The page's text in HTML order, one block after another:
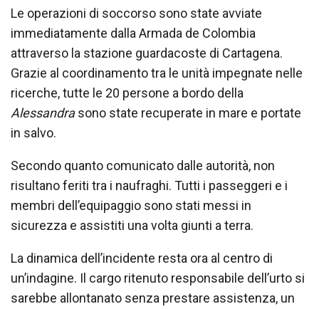
Le operazioni di soccorso sono state avviate
immediatamente dalla Armada de Colombia
attraverso la stazione guardacoste di Cartagena.
Grazie al coordinamento tra le unità impegnate nelle
ricerche, tutte le 20 persone a bordo della
Alessandrasono state recuperate in mare e portate
in salvo.
Secondo quanto comunicato dalle autorità, non
risultano feriti tra i naufraghi. Tutti i passeggeri e i
membri dell’equipaggio sono stati messi in
sicurezza e assistiti una volta giunti a terra.
La dinamica dell’incidente resta ora al centro di
un’indagine. Il cargo ritenuto responsabile dell’urto si
sarebbe allontanato senza prestare assistenza, un